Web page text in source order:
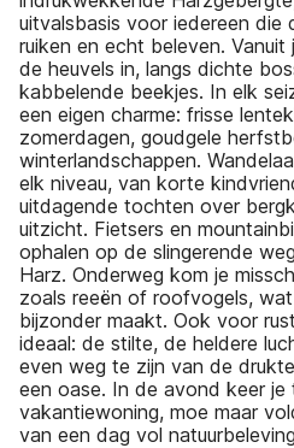
uitvalsbasis voor iedereen die
ruiken en echt beleven.
de heuvels in, langs dichte
kabbelende beekjes. In elk
een eigen charme: frisse
zomerdagen, goudgele
winterlandschappen.
elk niveau, van korte
uitdagende tochten over
uitzicht. Fietsers en
ophalen op de slingerende
Harz. Onderweg kom je
zoals reeën of roofvogels,
bijzonder maakt. Ook voor
ideaal: de stilte, de heldere
even weg te zijn van de
een oase. In de avond keer je
vakantiewoning, moe maar
van een dag vol